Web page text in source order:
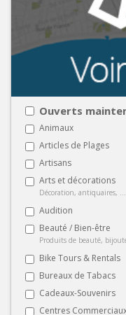
Ouverts
Animaux
Articles de Plages
Artisans
Arts et décorations
Décoration, antiquaires, ...
Audition
Beauté / Bien-être
Produits de beauté,
Bike Tours & Rentals
Bureaux de Tabacs
Cadeaux-Souvenirs
Centres